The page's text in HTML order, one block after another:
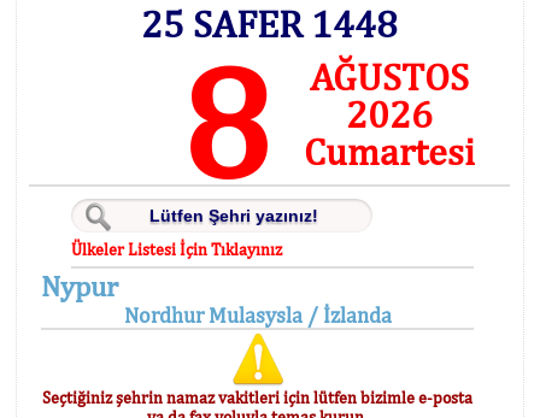
25 SAFER 1448
8
AĞUSTOS
2026
Cumartesi
Ülkeler Listesi İçin Tıklayınız
Nypur
Nordhur Mulasysla / İzlanda
Seçtiğiniz şehrin namaz vakitleri için lütfen bizimle e-posta